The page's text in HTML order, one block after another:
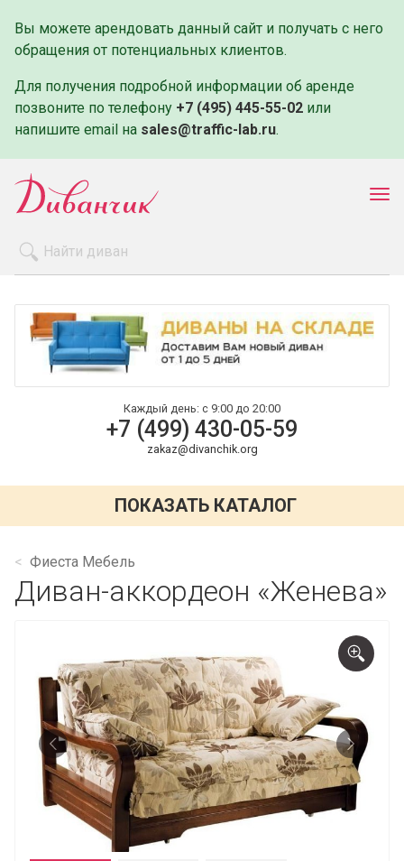
Вы можете арендовать данный сайт и получать с него
обращения от потенциальных клиентов.
Для получения подробной информации об аренде
позвоните по телефону +7 (495) 445-55-02 или
напишите email на sales@traffic-lab.ru.
Оплата и доставка
Контакты
Каждый день: с 9:00 до 20:00
+7 (499) 430-05-59
zakaz@divanchik.org
ПОКАЗАТЬ КАТАЛОГ
Фиеста Мебель
Диван-аккордеон «Женева»